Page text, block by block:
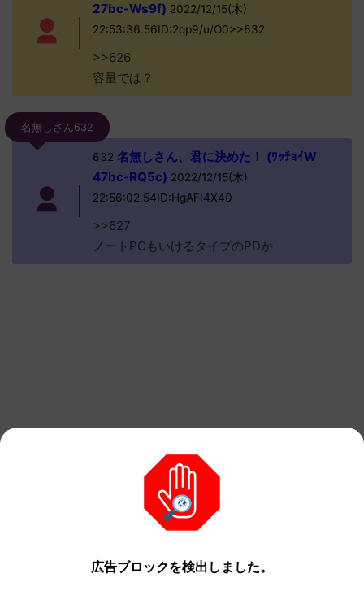
27bc-Ws9f) 2022/12/15(木)
22:53:36.56ID:2qp9/u/O0>>632
>>626
容量では？
名無しさん632
632 名無しさん、君に決めた！ (ﾜｯﾁｮｲW
47bc-RQ5c) 2022/12/15(木)
22:56:02.54ID:HgAFI4X40
>>627
ノートPCもいけるタイプのPDか
広告ブロックを検出しました。